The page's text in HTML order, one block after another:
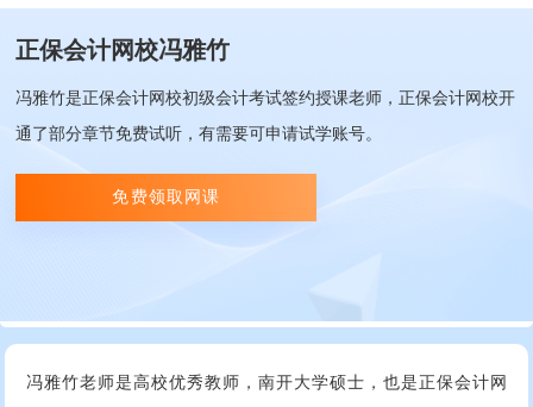
正保会计网校冯雅竹
冯雅竹是正保会计网校初级会计考试签约授课老师，正保会计网校开
通了部分章节免费试听，有需要可申请试学账号。
免费领取网课
冯雅竹老师是高校优秀教师，南开大学硕士，也是正保会计网